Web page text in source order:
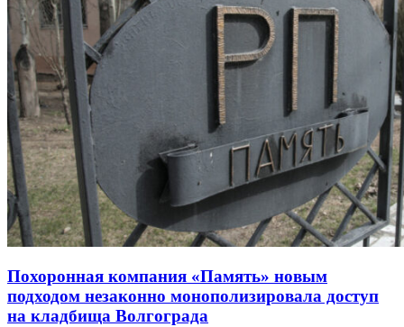
Похоронная компания «Память» новым
подходом незаконно монополизировала доступ
на кладбища Волгограда